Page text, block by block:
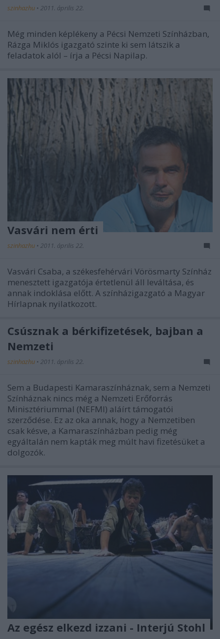
szinhazhu • 2011. április 22.
Még minden képlékeny a Pécsi Nemzeti Színházban,
Rázga Miklós igazgató szinte ki sem látszik a
feladatok alól – írja a Pécsi Napilap.
Vasvári nem érti
szinhazhu • 2011. április 22.
Vasvári Csaba, a székesfehérvári Vörösmarty Színház
menesztett igazgatója értetlenül áll leváltása, és
annak indoklása előtt. A színházigazgató a Magyar
Hírlapnak nyilatkozott.
Csúsznak a bérkifizetések, bajban a
Nemzeti
szinhazhu • 2011. április 22.
Sem a Budapesti Kamaraszínháznak, sem a Nemzeti
Színháznak nincs még a Nemzeti Erőforrás
Minisztériummal (NEFMI) aláírt támogatói
szerződése. Ez az oka annak, hogy a Nemzetiben
csak késve, a Kamaraszínházban pedig még
egyáltalán nem kapták meg múlt havi fizetésüket a
dolgozók.
Az egész elkezd izzani - Interjú Stohl